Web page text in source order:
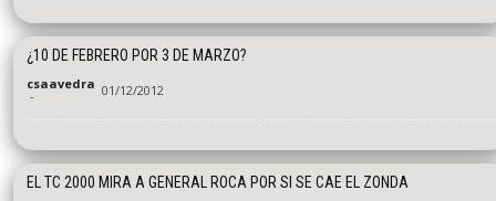
¿10 DE FEBRERO POR 3 DE MARZO?
csaavedra
- 01/12/2012
EL TC 2000 MIRA A GENERAL ROCA POR SI SE CAE EL ZONDA